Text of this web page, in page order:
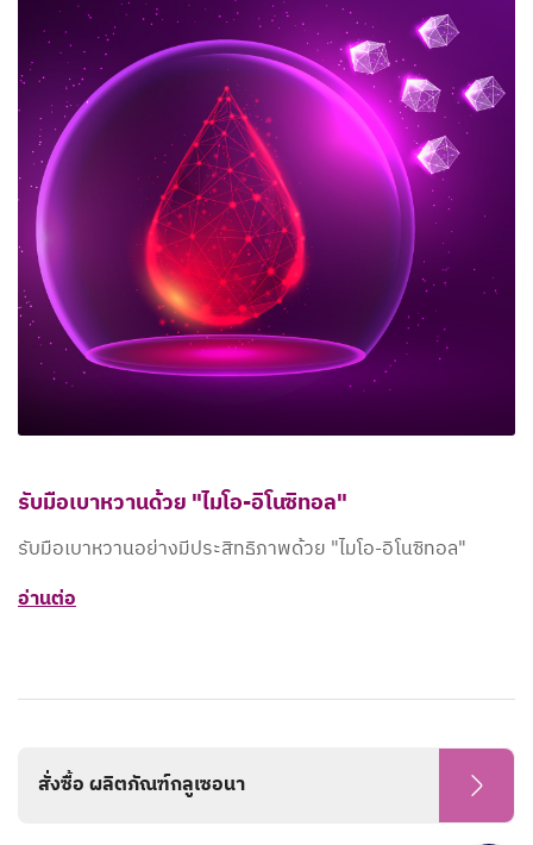
รับมือเบาหวานด้วย "ไมโอ-อิโนซิทอล"
รับมือเบาหวานอย่างมีประสิทธิภาพด้วย "ไมโอ-อิโนซิทอล"
อ่านต่อ
สั่งซื้อ ผลิตภัณฑ์กลูเซอนา